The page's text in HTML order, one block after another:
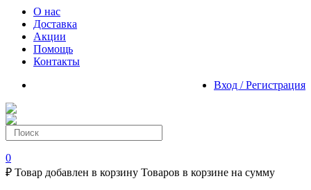
О нас
Доставка
Акции
Помощь
Контакты
Вход / Регистрация
0
₽ Товар добавлен в корзину Товаров в корзине на сумму